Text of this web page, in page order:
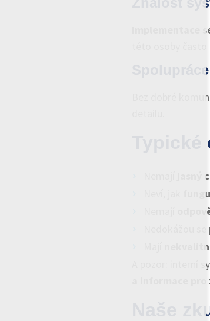
Implementace
této osoby
Bez dobré
jasný
Nedokážou
A pozor: interní
a informace
Naše